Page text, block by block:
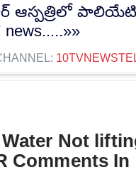
ఆస్పత్రిలో
Not
Comments